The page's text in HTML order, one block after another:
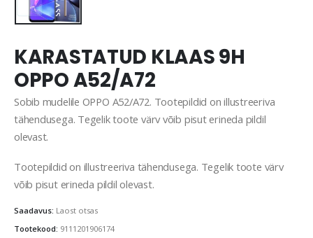
KARASTATUD KLAAS 9H
OPPO A52/A72
Sobib mudelile OPPO A52/A72. Tootepildid on illustreeriva
tähendusega. Tegelik toote värv võib pisut erineda pildil
olevast.
Tootepildid on illustreeriva tähendusega. Tegelik toote värv
võib pisut erineda pildil olevast.
Saadavus: Laost otsas
Tootekood: 9111201906174